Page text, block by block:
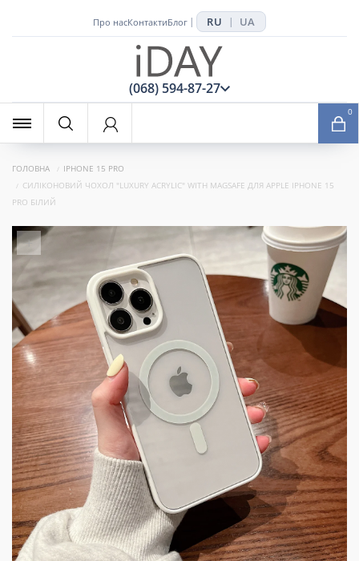
Про насКонтактиБлог | RU | UA
(068) 594-87-27
0
ГОЛОВНА
IPHONE 15 PRO
СИЛІКОНОВИЙ ЧОХОЛ "LUXURY ACRYLIC" WITH MAGSAFE ДЛЯ APPLE IPHONE 15
PRO БІЛИЙ
+